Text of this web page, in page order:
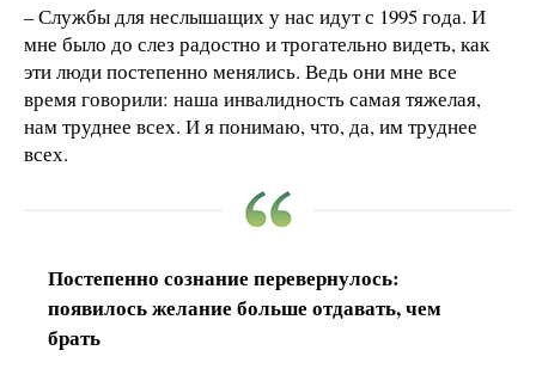
– Службы для неслышащих у нас идут с 1995 года. И
мне было до слез радостно и трогательно видеть, как
эти люди постепенно менялись. Ведь они мне все
время говорили: наша инвалидность самая тяжелая,
нам труднее всех. И я понимаю, что, да, им труднее
всех.
Постепенно сознание перевернулось:
появилось желание больше отдавать, чем
брать